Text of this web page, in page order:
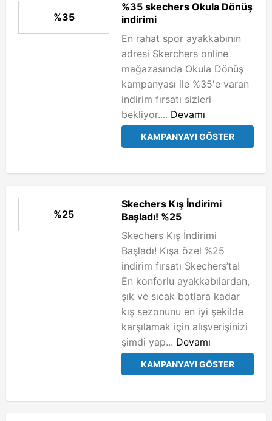
%35
%35 skechers Okula Dönüş
indirimi
En rahat spor ayakkabının
adresi Skerchers online
mağazasında Okula Dönüş
kampanyası ile %35'e varan
indirim fırsatı sizleri
bekliyor.... Devamı
KAMPANYAYI GÖSTER
%25
Skechers Kış İndirimi
Başladı! %25
Skechers Kış İndirimi
Başladı! Kışa özel %25
indirim fırsatı Skechers’ta!
En konforlu ayakkabılardan,
şık ve sıcak botlara kadar
kış sezonunu en iyi şekilde
karşılamak için alışverişinizi
şimdi yap... Devamı
KAMPANYAYI GÖSTER